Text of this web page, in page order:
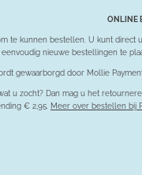
ONLINE
te kunnen bestellen. U kunt
nieuwe bestellingen te
gewaarborgd door Mollie
u zocht? Dan mag u het
€ 2,95. Meer over bestellen bij